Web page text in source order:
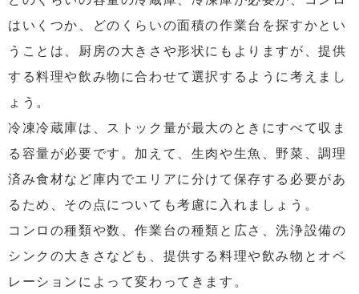
はいくつか、どのくらいの面積の作業台を探すかとい
うことは、厨房の大きさや形状にもよりますが、提供
する料理や飲み物に合わせて選択するように考えまし
ょう。
冷凍冷蔵庫は、ストック量が最大のときにすべて収ま
る容量が必要です。加えて、生肉や生魚、野菜、調理
済み食材など庫内でエリアに分けて保存する必要があ
るため、その点についても考慮に入れましょう。
コンロの種類や数、作業台の種類と広さ、洗浄設備の
シンクの大きさなども、提供する料理や飲み物とオペ
レーションによって変わってきます。